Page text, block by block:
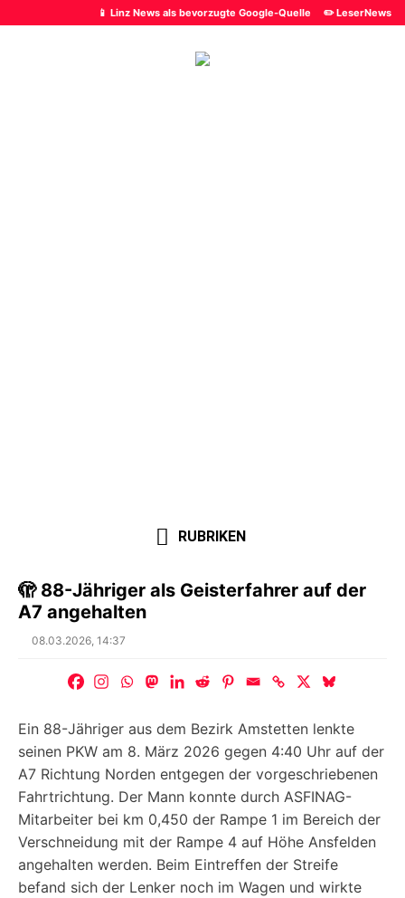
📱 Linz News als bevorzugte Google-Quelle ✏️ LeserNews
RUBRIKEN
🫣 88-Jähriger als Geisterfahrer auf der
A7 angehalten
Posted
08.03.2026, 14:37
Ein 88-Jähriger aus dem Bezirk Amstetten lenkte
seinen PKW am 8. März 2026 gegen 4:40 Uhr auf der
A7 Richtung Norden entgegen der vorgeschriebenen
Fahrtrichtung. Der Mann konnte durch ASFINAG-
Mitarbeiter bei km 0,450 der Rampe 1 im Bereich der
Verschneidung mit der Rampe 4 auf Höhe Ansfelden
angehalten werden. Beim Eintreffen der Streife
befand sich der Lenker noch im Wagen und wirkte